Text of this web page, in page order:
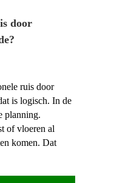
door
ruis door
is logisch.​ In de
planning.​
of vloeren al
komen.​ Dat